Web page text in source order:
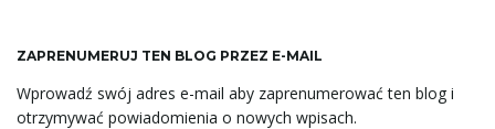
ZAPRENUMERUJ TEN BLOG PRZEZ E-MAIL
Wprowadź swój adres e-mail aby zaprenumerować ten blog i
otrzymywać powiadomienia o nowych wpisach.